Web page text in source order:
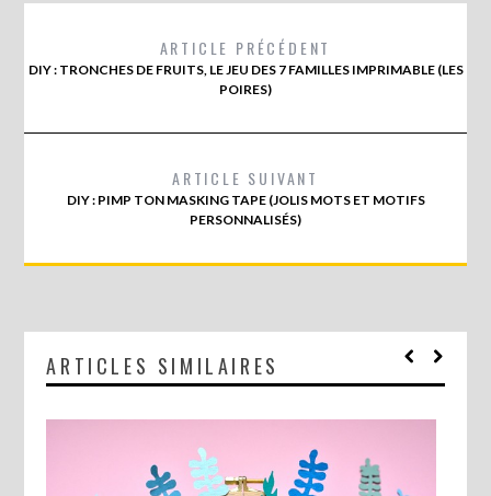
ARTICLE PRÉCÉDENT
DIY : TRONCHES DE FRUITS, LE JEU DES 7 FAMILLES IMPRIMABLE (LES
POIRES)
ARTICLE SUIVANT
DIY : PIMP TON MASKING TAPE (JOLIS MOTS ET MOTIFS
PERSONNALISÉS)
ARTICLES SIMILAIRES